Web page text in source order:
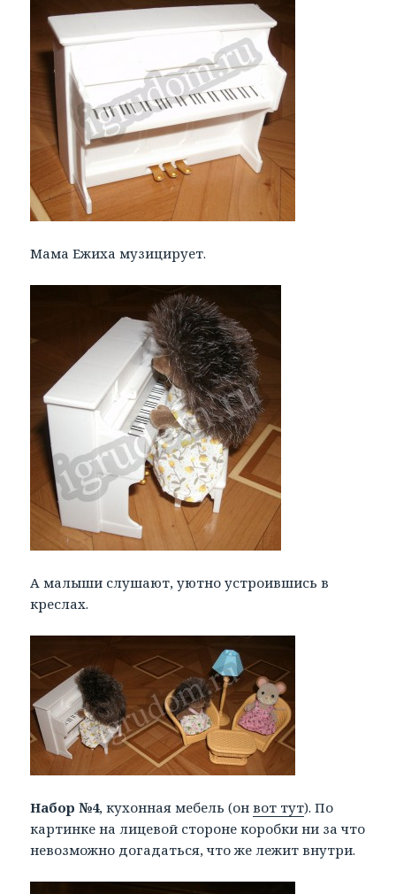
Мама Ежиха музицирует.
А малыши слушают, уютно устроившись в
креслах.
Набор №4, кухонная мебель (онвот тут). По
картинке на лицевой стороне коробки ни за что
невозможно догадаться, что же лежит внутри.